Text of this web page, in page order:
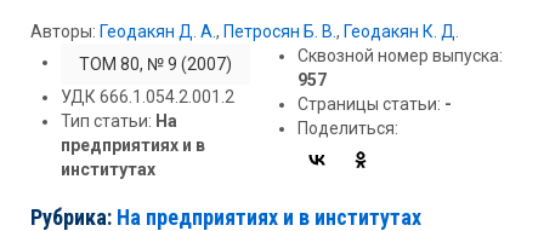
Авторы: Геодакян Д. А. , Петросян Б. В. , Геодакян К. Д.
ТОМ 80, № 9 (2007)
УДК 666.1.054.2.001.2
Тип статьи: На
предприятиях и в
институтах
Сквозной номер выпуска:
957
Страницы статьи: -
Поделиться:
Рубрика: На предприятиях и в институтах